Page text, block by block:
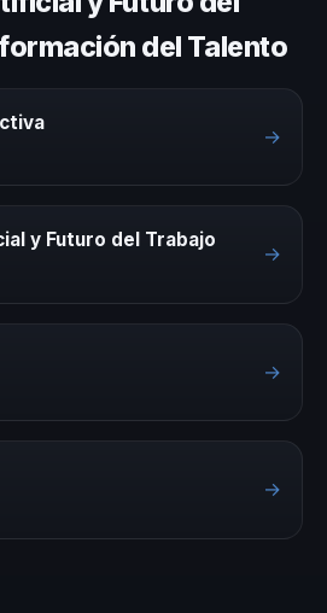
del Talento
→
y Futuro del Trabajo
→
→
→